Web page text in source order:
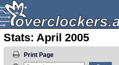
Stats: April 2005
Print Page